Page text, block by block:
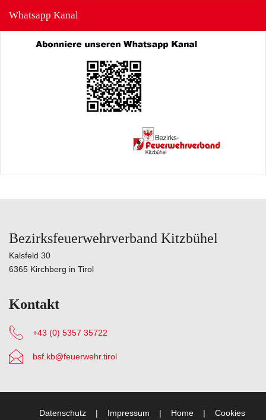
Whatsapp Kanal
Bezirksfeuerwehrverband Kitzbühel
Kalsfeld 30
6365 Kirchberg in Tirol
Kontakt
+43 (0) 5357 35722
bsf.kb@feuerwehr.tirol
Datenschutz Impressum Home Cookies